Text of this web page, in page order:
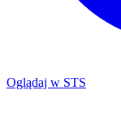
Oglądaj w STS